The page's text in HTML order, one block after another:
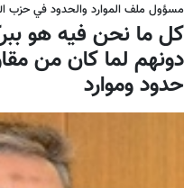
مسؤول ملف الموارد والحدود في حزب
كل ما نحن فيه هو
دونهم لما كان من
حدود وموارد